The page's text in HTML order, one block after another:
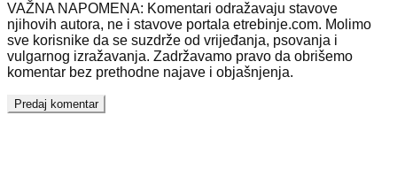
VAŽNA NAPOMENA: Komentari odražavaju stavove
njihovih autora, ne i stavove portala etrebinje.com. Molimo
sve korisnike da se suzdrže od vrijeđanja, psovanja i
vulgarnog izražavanja. Zadržavamo pravo da obrišemo
komentar bez prethodne najave i objašnjenja.